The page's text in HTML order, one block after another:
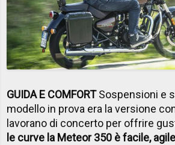
GUIDA E COMFORTSospensioni e
modello in prova era la versione
lavorano di concerto per offrire
le curve la Meteor 350 è facile,